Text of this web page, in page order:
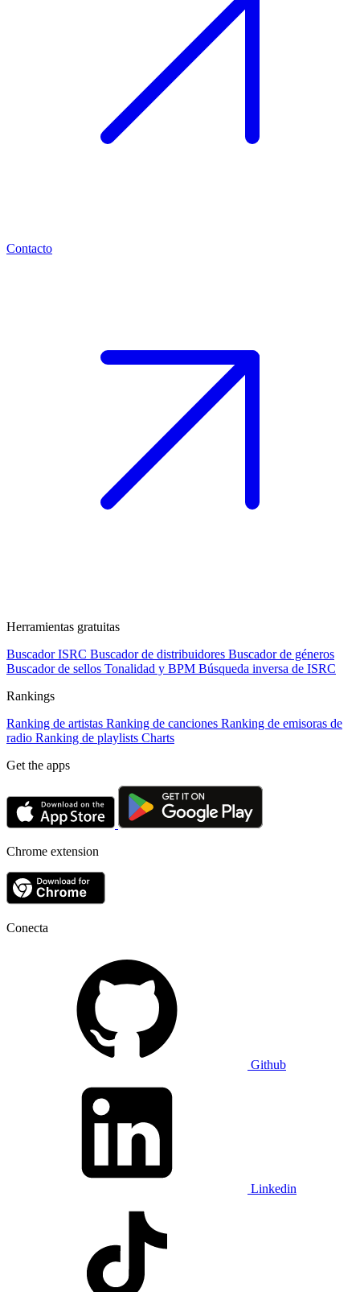
Contacto
Herramientas gratuitas
Buscador ISRC Buscador de distribuidores Buscador de géneros
Buscador de sellos Tonalidad y BPM Búsqueda inversa de ISRC
Rankings
Ranking de artistas Ranking de canciones Ranking de emisoras de
radio Ranking de playlists Charts
Get the apps
Chrome extension
Conecta
Github
Linkedin